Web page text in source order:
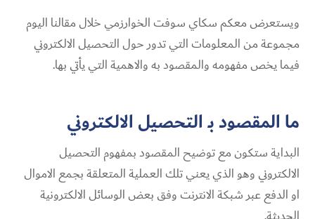
ويستعرض معكم سكاي سوفت الخوارزمي خلال مقالنا اليوم
مجموعة من المعلومات التي تدور حول التحصيل الالكتروني
فيما يخص مفهومه والمقصود به والاهمية التي يأتي بها.
ما المقصود بـ التحصيل الالكتروني
البداية ستكون مع توضيح المقصود بمفهوم التحصيل
الالكتروني وهو الذي يعني تلك العملية المتعلقة بجمع الاموال
او الدفع عبر شبكة الانترنت وفق بعض الوسائل الالكترونية